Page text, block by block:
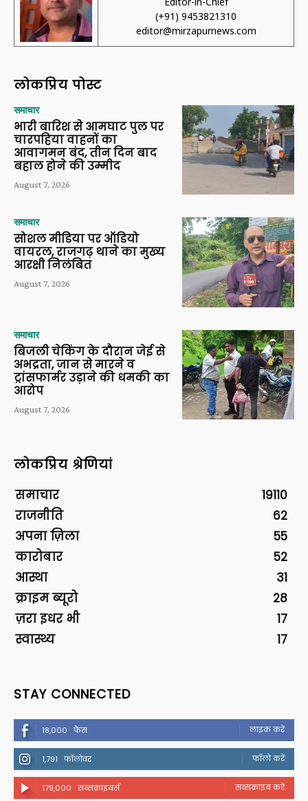
(+91) 9453821310
editor@mirzapurnews.com
लोकप्रिय पोस्ट
समाचार
भारी बारिश से आमघाट पुल पर
चारपहिया वाहनों का
आवागमन बंद, तीन दिन बाद
बहाल होने की उम्मीद
August 7, 2026
समाचार
सोशल मीडिया पर ऑडियो
वायरल, राजगढ़ थाने का मुख्य
आरक्षी निलंबित
August 7, 2026
समाचार
बिजली चेकिंग के दौरान जेई से
अभद्रता, जान से मारने व
ट्रांसफार्मर उड़ाने की धमकी का
आरोप
August 7, 2026
लोकप्रिय श्रेणियां
समाचार
19110
राजनीति
62
अपना ज़िला
55
कारोबार
52
आस्था
31
क्राइम ब्यूरो
28
ज़रा इधर भी
17
स्वास्थ्य
17
STAY CONNECTED
18,000 फैंस लाइक करें
1,791 फॉलोवर फॉलो करें
179,000 सब्सक्राइबर्स सब्सक्राइब करें